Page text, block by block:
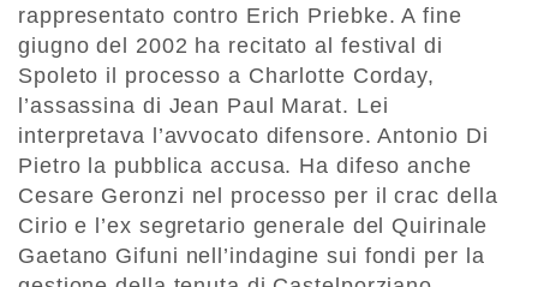
rappresentato contro Erich Priebke. A fine
giugno del 2002 ha recitato al festival di
Spoleto il processo a Charlotte Corday,
l’assassina di Jean Paul Marat. Lei
interpretava l’avvocato difensore. Antonio Di
Pietro la pubblica accusa. Ha difeso anche
Cesare Geronzi nel processo per il crac della
Cirio e l’ex segretario generale del Quirinale
Gaetano Gifuni nell’indagine sui fondi per la